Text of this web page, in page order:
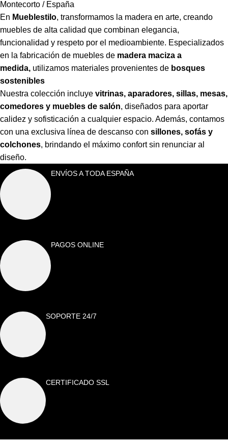
Montecorto / España
En Mueblestilo, transformamos la madera en arte, creando
muebles de alta calidad que combinan elegancia,
funcionalidad y respeto por el medioambiente. Especializados
en la fabricación de muebles de madera maciza a
medida, utilizamos materiales provenientes de bosques
sostenibles
Nuestra colección incluye vitrinas, aparadores, sillas, mesas,
comedores y muebles de salón, diseñados para aportar
calidez y sofisticación a cualquier espacio. Además, contamos
con una exclusiva línea de descanso con sillones, sofás y
colchones, brindando el máximo confort sin renunciar al
diseño.
ENVÍOS A TODA ESPAÑA
PAGOS ONLINE
SOPORTE 24/7
CERTIFICADO SSL